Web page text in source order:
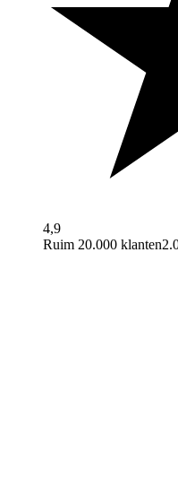
4,9
Ruim 20.000 klanten